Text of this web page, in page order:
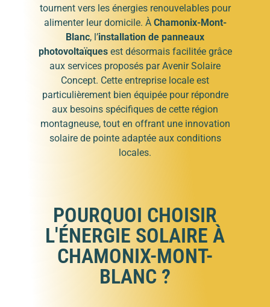
tournent vers les énergies renouvelables pour
alimenter leur domicile. À Chamonix-Mont-
Blanc, l’installation de panneaux
photovoltaïquesest désormais facilitée grâce
aux services proposés par Avenir Solaire
Concept. Cette entreprise locale est
particulièrement bien équipée pour répondre
aux besoins spécifiques de cette région
montagneuse, tout en offrant une innovation
solaire de pointe adaptée aux conditions
locales.
POURQUOI CHOISIR
L'ÉNERGIE SOLAIRE À
CHAMONIX-MONT-
BLANC ?